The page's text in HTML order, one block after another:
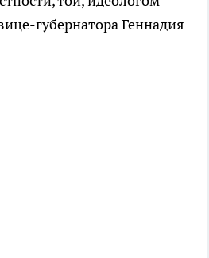
губернатора Геннадия